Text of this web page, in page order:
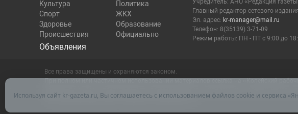
Культура
Политика
Спорт
ЖКХ
Здоровье
Образование
Происшествия
Официально
Объявления
Учредитель: АНО «Редакция
Главный редактор сетевого
Эл. адрес: kr-manager@mail.ru
Телефон: 8(35139) 3-71-09
Режим работы: ПН - ПТ с 9:00 до
Все права защищены и охраняются законом.
При полном или частичном использовании материалов ссылка на «Копейский
Настоящий ресурс может содержать материалы 16+
Используя сайт kr-gazeta.ru, Вы соглашаетесь с использованием файлов cookie и сервиса